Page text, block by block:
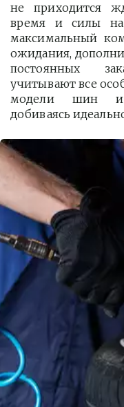
не приходится
время и силы
максимальный
ожидания,
постоянных
учитывают все
модели шин и
добиваясь